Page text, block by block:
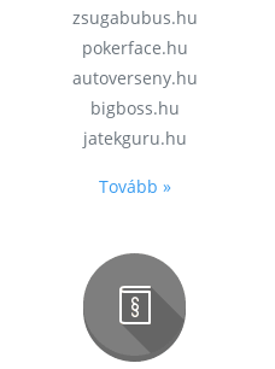
zsugabubus.hu
pokerface.hu
autoverseny.hu
bigboss.hu
jatekguru.hu
Tovább »